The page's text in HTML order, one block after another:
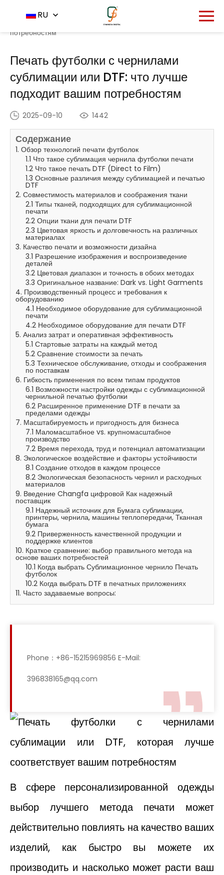
RU
Главная - Центр новостей
чернилами сублимации или DTF: что лучше подходит вашим
потребностям
Печать футболки с чернилами
сублимации или DTF: что лучше
подходит вашим потребностям
2025-09-10 1442
Содержание
1. Обзор технологий печати футболок
1.1 Что такое сублимация чернила футболки печати
1.2 Что такое печать DTF (Direct to Film)
1.3 Основные различия между сублимацией и печатью
DTF
2. Совместимость материалов и соображения ткани
2.1 Типы тканей, подходящих для сублимационной
печати
2.2 Опции ткани для печати DTF
2.3 Цветовая яркость и долговечность на различных
материалах
3. Качество печати и возможности дизайна
3.1 Разрешение изображения и воспроизведение
деталей
3.2 Цветовая диапазон и точность в обоих методах
3.3 Оригинальное название: Dark vs. Light Garments
4. Производственный процесс и требования к
оборудованию
4.1 Необходимое оборудование для сублимационной
печати
4.2 Необходимое оборудование для печати DTF
5. Анализ затрат и оперативная эффективность
5.1 Стартовые затраты на каждый метод
5.2 Сравнение стоимости за печать
5.3 Техническое обслуживание, отходы и соображения
по поставкам
6. Гибкость применения по всем типам продуктов
6.1 Возможности настройки одежды с сублимационной
чернильной печатью футболки
6.2 Расширенное применение DTF в печати за
пределами одежды
7. Масштабируемость и пригодность для бизнеса
7.1 Маломасштабное vs. крупномасштабное
производство
7.2 Время перехода, труд и потенциал автоматизации
8. Экологическое воздействие и факторы устойчивости
8.1 Создание отходов в каждом процессе
8.2 Экологическая безопасность чернил и расходных
материалов
9. Введение Changfa цифровой Как надежный
поставщик
9.1 Надежный источник для Бумага сублимации,
принтеры, чернила, машины теплопередачи, Тканная
бумага
9.2 Приверженность качественной продукции и
поддержке клиентов
10. Краткое сравнение: выбор правильного метода на
основе ваших потребностей
10.1 Когда выбрать Сублимационное чернило Печать
футболок
10.2 Когда выбрать DTF в печатных приложениях
11. Часто задаваемые вопросы:
Phone：+86-15215969856 E-Mail:
396838165@qq.com
В сфере персонализированной одежды
выбор лучшего метода печати может
действительно повлиять на качество ваших
изделий, как быстро вы можете их
производить и насколько может расти ваш